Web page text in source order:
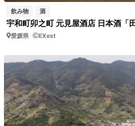
飲み物 酒
宇和町卯之町 元見屋酒店 日本酒「
愛媛県 EXest